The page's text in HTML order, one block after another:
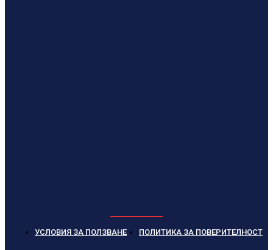
УСЛОВИЯ ЗА ПОЛЗВАНЕ ПОЛИТИКА ЗА ПОВЕРИТЕЛНОСТ